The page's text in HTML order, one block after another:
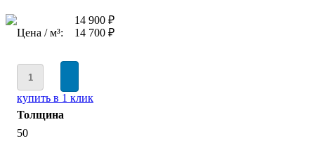
14 900 ₽
Цена / м³:
14 700 ₽
купить в 1 клик
Толщина
50